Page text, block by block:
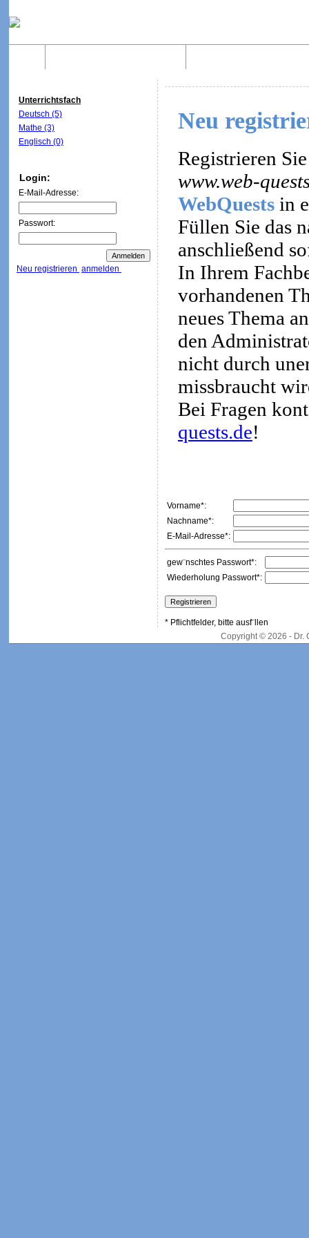
Unterrichtsfach
Deutsch (5)
Mathe (3)
Englisch (0)
Login:
E-Mail-Adresse:
Passwort:
Neu registrieren anmelden
Neu
Registrieren
www.web-
WebQuestsin
Füllen Sie das
anschließend
In Ihrem
vorhandenen
neues Thema
den
nicht durch
missbraucht
Bei Fragen
quests.de!
Vorname*:
Nachname*:
E-Mail-Adresse*:
gew¨nschtes Passwort*:
Wiederholung Passwort*:
* Pflichtfelder, bitte ausf¨llen
Copyright © 2026 - Dr.